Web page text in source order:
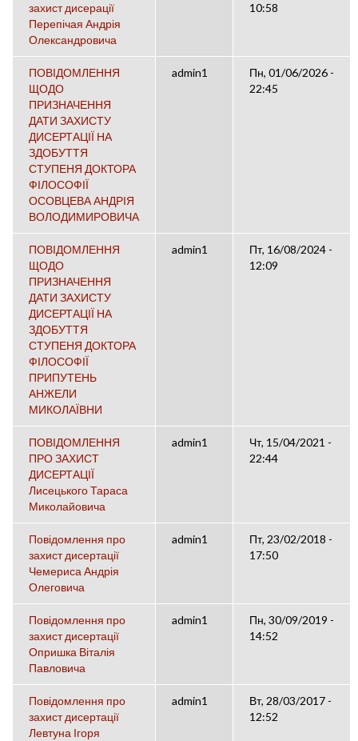
захист дисерації
Перепічая Андрія
Олександровича
10:58
ПОВІДОМЛЕННЯ
ЩОДО
ПРИЗНАЧЕННЯ
ДАТИ ЗАХИСТУ
ДИСЕРТАЦІЇ НА
ЗДОБУТТЯ
СТУПЕНЯ ДОКТОРА
ФІЛОСОФІЇ
ОСОВЦЕВА АНДРІЯ
ВОЛОДИМИРОВИЧА
admin1
Пн, 01/06/2026 -
22:45
ПОВІДОМЛЕННЯ
ЩОДО
ПРИЗНАЧЕННЯ
ДАТИ ЗАХИСТУ
ДИСЕРТАЦІЇ НА
ЗДОБУТТЯ
СТУПЕНЯ ДОКТОРА
ФІЛОСОФІЇ
ПРИПУТЕНЬ
АНЖЕЛИ
МИКОЛАЇВНИ
admin1
Пт, 16/08/2024 -
12:09
ПОВІДОМЛЕННЯ
ПРО ЗАХИСТ
ДИСЕРТАЦІЇ
Лисецького Тараса
Миколайовича
admin1
Чт, 15/04/2021 -
22:44
Повідомлення про
захист дисертації
Чемериса Андрія
Олеговича
admin1
Пт, 23/02/2018 -
17:50
Повідомлення про
захист дисертації
Опришка Віталія
Павловича
admin1
Пн, 30/09/2019 -
14:52
Повідомлення про
захист дисертації
Левтуна Ігоря
admin1
Вт, 28/03/2017 -
12:52